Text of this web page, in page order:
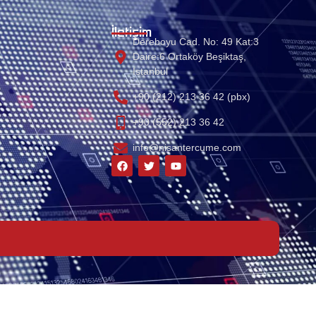
İletişim
Dereboyu Cad. No: 49 Kat:3
Daire:6 Ortaköy Beşiktaş,
Istanbul
+90 (212) 213 36 42 (pbx)
+90 (552) 213 36 42
info@nisantercume.com